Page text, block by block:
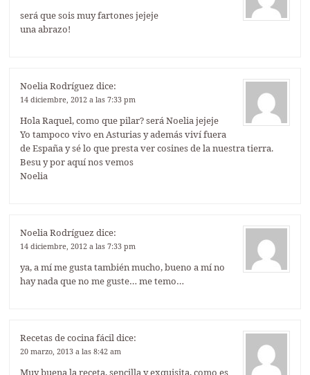
será que sois muy fartones jejeje
una abrazo!
Noelia Rodríguez dice:
14 diciembre, 2012 a las 7:33 pm
Hola Raquel, como que pilar? será Noelia jejeje
Yo tampoco vivo en Asturias y además viví fuera
de España y sé lo que presta ver cosines de la nuestra tierra.
Besu y por aquí nos vemos
Noelia
Noelia Rodríguez dice:
14 diciembre, 2012 a las 7:33 pm
ya, a mí me gusta también mucho, bueno a mí no
hay nada que no me guste… me temo…
Recetas de cocina fácildice:
20 marzo, 2013 a las 8:42 am
Muy buena la receta, sencilla y exquisita, como es